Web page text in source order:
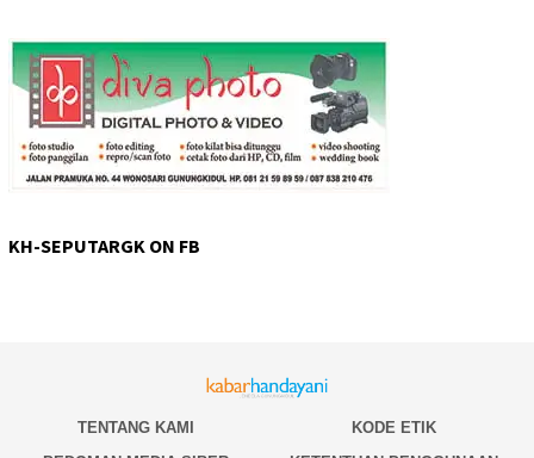
KH-SEPUTARGK ON FB
TENTANG KAMI
KODE ETIK